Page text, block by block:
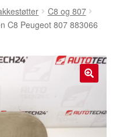
C8 og 807
C8 Peugeot 807 883066